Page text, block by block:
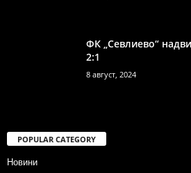
ФК „Севлиево“
2:1
8 август, 2024
POPULAR CATEGORY
Новини